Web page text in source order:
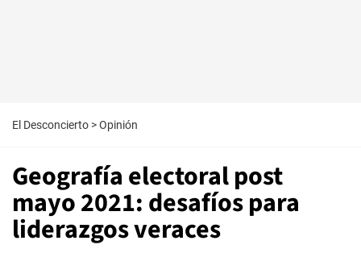
El Desconcierto >Opinión
Geografía electoral post
mayo 2021: desafíos para
liderazgos veraces